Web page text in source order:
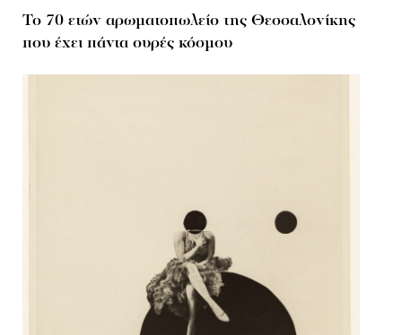
Το 70 ετών αρωματοπωλείο της Θεσσαλονίκης
που έχει πάντα ουρές κόσμου